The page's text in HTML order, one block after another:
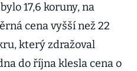
17,6 koruny, na
cena vyšší než 22
který zdražoval
do října klesla cena o